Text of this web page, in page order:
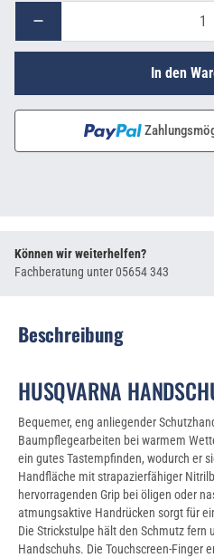
In den
Können wir weiterhelfen?
Fachberatung unter05654 343
Beschreibung
HUSQVARNA
Bequemer, eng anliegender
Baumpflegearbeiten bei warmem
ein gutes Tastempfinden, wodurch er
Handfläche mit strapazierfähiger
hervorragenden Grip bei öligen oder
atmungsaktive Handrücken sorgt für
Die Strickstulpe hält den Schmutz fern
Handschuhs. Die Touchscreen-Finger